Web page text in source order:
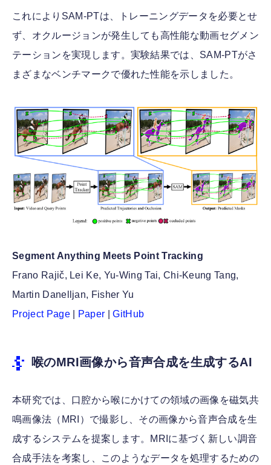
これによりSAM-PTは、トレーニングデータを必要とせ
ず、オクルージョンが発生しても高性能な動画セグメン
テーションを実現します。実験結果では、SAM-PTがさ
まざまなベンチマークで優れた性能を示しました。
Segment Anything Meets Point Tracking
Frano Rajič, Lei Ke, Yu-Wing Tai, Chi-Keung Tang,
Martin Danelljan, Fisher Yu
Project Page| Paper |GitHub
喉のMRI画像から音声合成を生成するAI
本研究では、口腔から喉にかけての領域の画像を磁気共
鳴画像法（MRI）で撮影し、その画像から音声合成を生
成するシステムを提案します。MRIに基づく新しい調音
合成手法を考案し、このようなデータを処理するための